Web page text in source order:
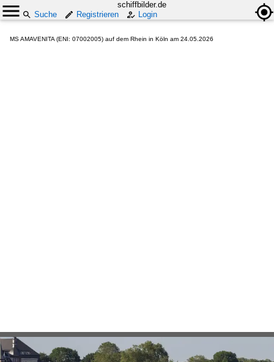
schiffbilder.de
Suche
Registrieren Login
MS AMAVENITA (ENI: 07002005) auf dem Rhein in Köln am 24.05.2026